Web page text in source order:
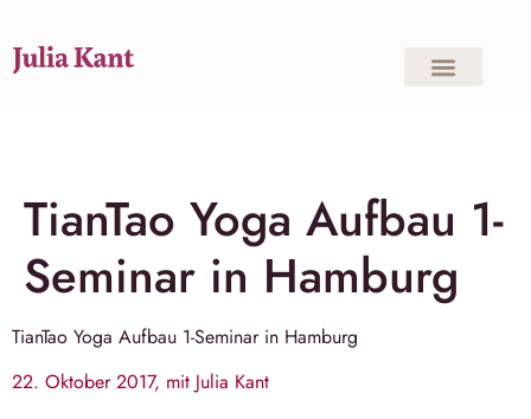
TianTao Yoga Aufbau 1-
Seminar in Hamburg
TianTao Yoga Aufbau 1-Seminar in Hamburg
22. Oktober 2017, mit Julia Kant